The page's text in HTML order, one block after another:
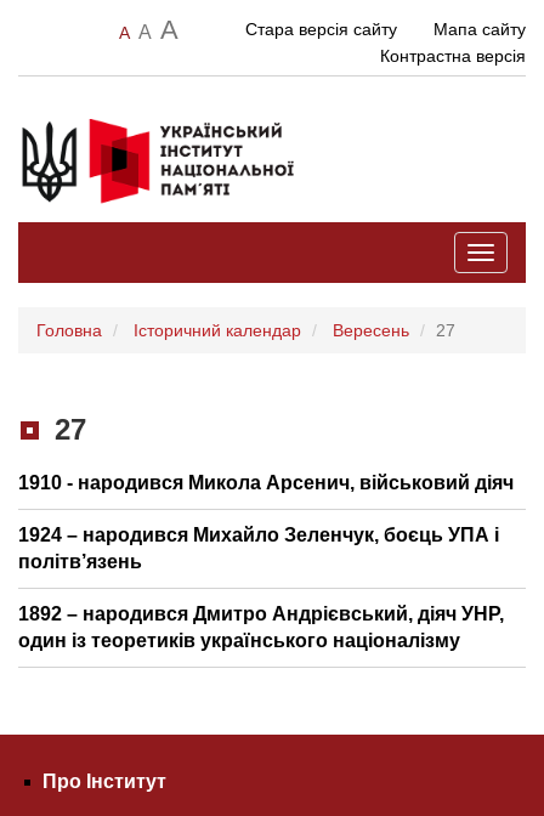
A A A Стара версія сайту
Мапа сайту
Контрастна версія
Toggle
Головна Історичний календар Вересень 27
27
1910 - народився Микола Арсенич, військовий діяч
1924 – народився Михайло Зеленчук, боєць УПА і
політв’язень
1892 – народився Дмитро Андрієвський, діяч УНР,
один із теоретиків українського націоналізму
Про Інститут